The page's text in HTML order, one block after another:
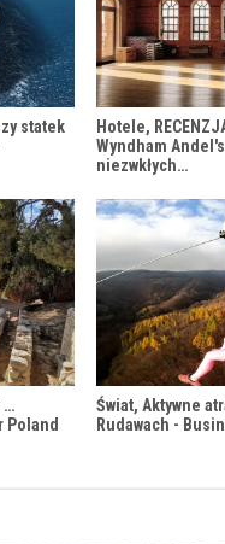
statek
Hotele,
Wyndham
niezwkłych…
…
Poland
Świat, Aktywne
Rudawach -